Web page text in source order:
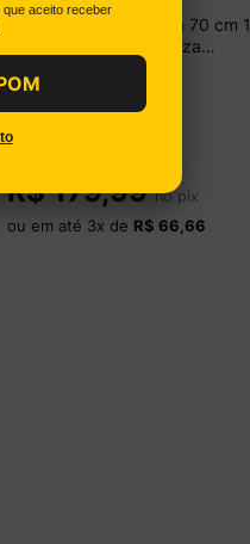
Armário Aéreo Cozinha 70 cm 1
Porta Basculante Veneza
Multimóveis Preto
Altura:
Largura:70 cm
R$179,99 no pix
ou em até 3x de R$ 66,66
aceito receber